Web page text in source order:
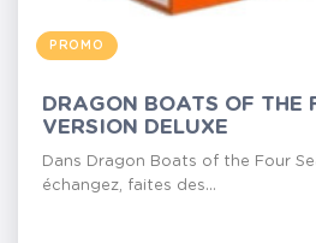
PROMO
DRAGON BOATS OF THE
VERSION DELUXE
Dans Dragon Boats of the Four
échangez, faites des...